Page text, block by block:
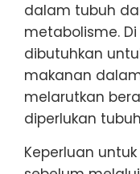
dalam tubuh
metabolisme.
dibutuhkan
makanan
melarutkan
diperlukan
Keperluan